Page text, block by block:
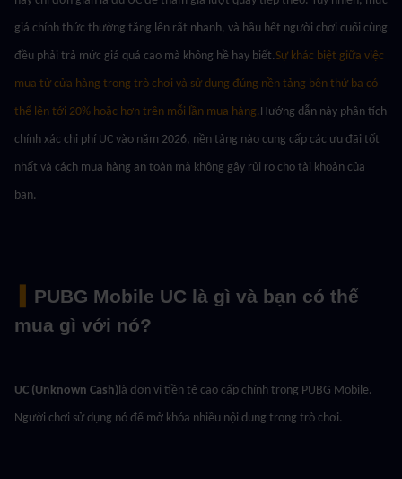
giá chính thức thường tăng lên rất nhanh, và hầu hết người chơi cuối cùng
đều phải trả mức giá quá cao mà không hề hay biết.Sự khác biệt giữa việc
mua từ cửa hàng trong trò chơi và sử dụng đúng nền tảng bên thứ ba có
thể lên tới 20% hoặc hơn trên mỗi lần mua hàng.Hướng dẫn này phân tích
chính xác chi phí UC vào năm 2026, nền tảng nào cung cấp các ưu đãi tốt
nhất và cách mua hàng an toàn mà không gây rủi ro cho tài khoản của
bạn.
PUBG Mobile UC là gì và bạn có thể
mua gì với nó?
UC (Unknown Cash)là đơn vị tiền tệ cao cấp chính trong PUBG Mobile.
Người chơi sử dụng nó để mở khóa nhiều nội dung trong trò chơi.